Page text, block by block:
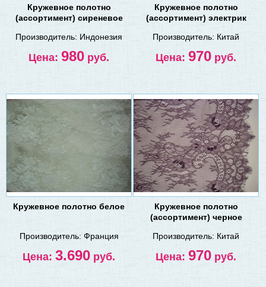
Кружевное полотно
(ассортимент) сиреневое
Производитель: Индонезия
Цена: 980 руб.
Кружевное полотно
(ассортимент) электрик
Производитель: Китай
Цена: 970 руб.
Кружевное полотно белое
Производитель: Франция
Цена: 3.690 руб.
Кружевное полотно
(ассортимент) черное
Производитель: Китай
Цена: 970 руб.